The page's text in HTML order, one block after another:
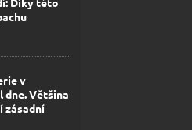
v
dne. Většina
zásadní